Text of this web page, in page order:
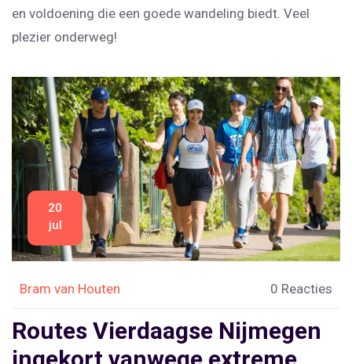
en voldoening die een goede wandeling biedt. Veel
plezier onderweg!
20
jul
Bram van Houten 0 Reacties
Routes Vierdaagse Nijmegen